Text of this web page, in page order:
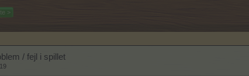
>
/ fejl i spillet